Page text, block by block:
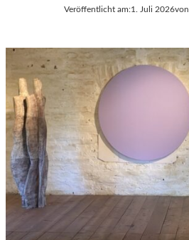
Veröffentlicht am:1. Juli 2026von